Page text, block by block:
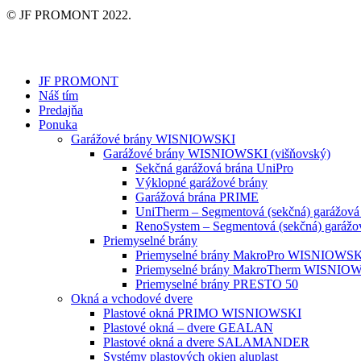
© JF PROMONT 2022.
JF PROMONT
Náš tím
Predajňa
Ponuka
Garážové brány WISNIOWSKI
Garážové brány WISNIOWSKI (višňovský)
Sekčná garážová brána UniPro
Výklopné garážové brány
Garážová brána PRIME
UniTherm – Segmentová (sekčná) garážová
RenoSystem – Segmentová (sekčná)
Priemyselné brány
Priemyselné brány MakroPro
Priemyselné brány MakroTherm
Priemyselné brány PRESTO 50
Okná a vchodové dvere
Plastové okná PRIMO WISNIOWSKI
Plastové okná – dvere GEALAN
Plastové okná a dvere SALAMANDER
Systémy plastových okien aluplast